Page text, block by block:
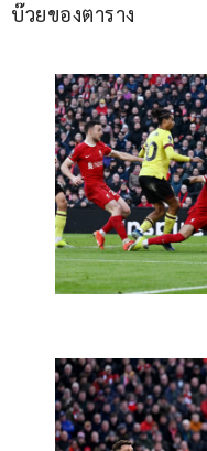
บ๊วยของตาราง